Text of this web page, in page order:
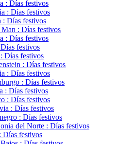
: Días festivos
: Días festivos
: Días festivos
Man : Días festivos
: Días festivos
festivos
Días festivos
: Días festivos
: Días festivos
: Días festivos
: Días festivos
: Días festivos
: Días festivos
: Días festivos
del Norte : Días festivos
Días festivos